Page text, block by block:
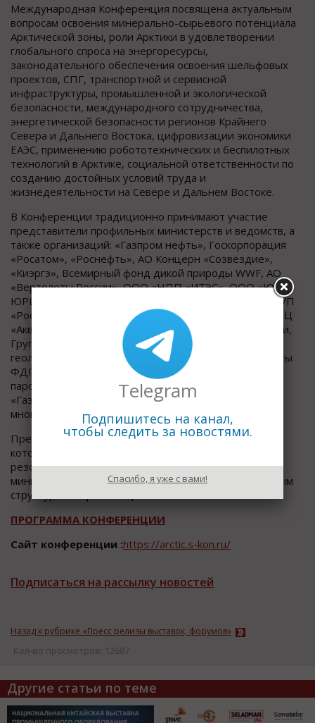
Международная Конференция посвящена актуальным
вопросам освоения минерально-сырьевого потенциала
Арктической зоны, роли Арктики в удовлетворении
глобального спроса на энергоресурсы,
законодательного обеспечения освоения шельфовых
проектов, СПГ, транспортной и сервисной
инфраструктуры, промышленной и экологической
безопасности, международного сотрудничества,
энергетической безопасности регионов Крайнего
Севера и Дальнего Востока, цифровизации экономики
ЕАЭС, применению робототехнических и беспилотных
технологий в Арктике, социальной ответственности по
созданию достойных условий труда и
жизнедеятельности на Севере и Дальнем Востоке.
В Конференции традиционно принимают участие
представители профильных министерств и ведомств, а
также организаций: «Газпром нефть», Госкорпорация
«Рoсатом», «Роснефть», АО Концерн «Созвездие»,
«Киэргэ», Всемирный фонд дикой природы WWF, АО
«Вертолеты России», ООО «НПП «ИТЭС», ООО «ЮВС-
ЮРИОН», АО «Меридиан», АО «РКЦ «Прогресс», ФГУП
«Росморпорт», ООО «КРОНЕ Инжиниринг», ЗАО «НПЦ
«Аквамарин», Российская ассоциация ветроиндустрии,
Группа компаний «Хевел», ООО «Газпром
геoлогоразведка», ЗАО «Объединенные консультанты
ФДП», АО «ЦС «Звездочка», АО «Северное рeчное
парoходство», АО «ЭНИН», ЗАО «ЗЕТО», АО
«Газпромбанк», АО «ТЭМБР-БАНК», АО «НИКИЭТ» и
многие другие.
Предложения участников объединят в резолюцию,
которую утвердят по итогам Конференции. Итоговая
резолюция будет направлена в профильные
министерства и ведомства, а также заинтересованным
структурам и организациям.
ПРОГРАММА КОНФЕРЕНЦИИ
Сайт конференции :https://arctic.s-kon.ru/
Подписаться на рассылку новостей
Назад к рубрике «Пресс релизы выставок, форумов»
Кол-во просмотров: 12687
Другие статьи по теме
Telegram
Подпишитесь на канал,
чтобы следить за новостями.
Спасибо, я уже с вами!